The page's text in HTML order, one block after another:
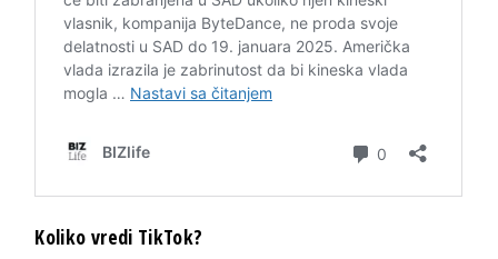
Koliko vredi TikTok?